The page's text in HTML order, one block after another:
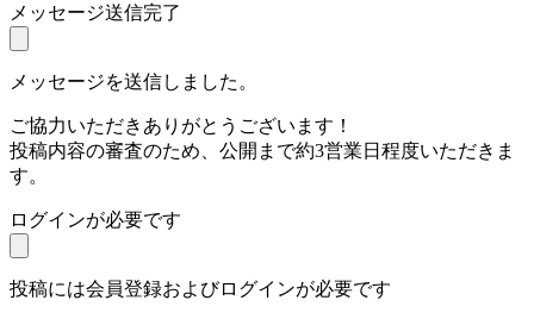
メッセージ送信完了
メッセージを送信しました。
ご協力いただきありがとうございます！
投稿内容の審査のため、公開まで約3営業日程度いただきま
す。
ログインが必要です
投稿には会員登録およびログインが必要です